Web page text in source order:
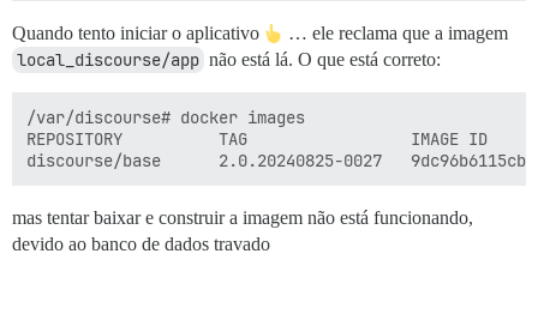
Quando tento iniciar o aplicativo … ele reclama que a imagem
local_discourse/app não está lá. O que está correto:
/var/discourse# docker images
REPOSITORY          TAG                 IMAGE ID
mas tentar baixar e construir a imagem não está funcionando,
devido ao banco de dados travado